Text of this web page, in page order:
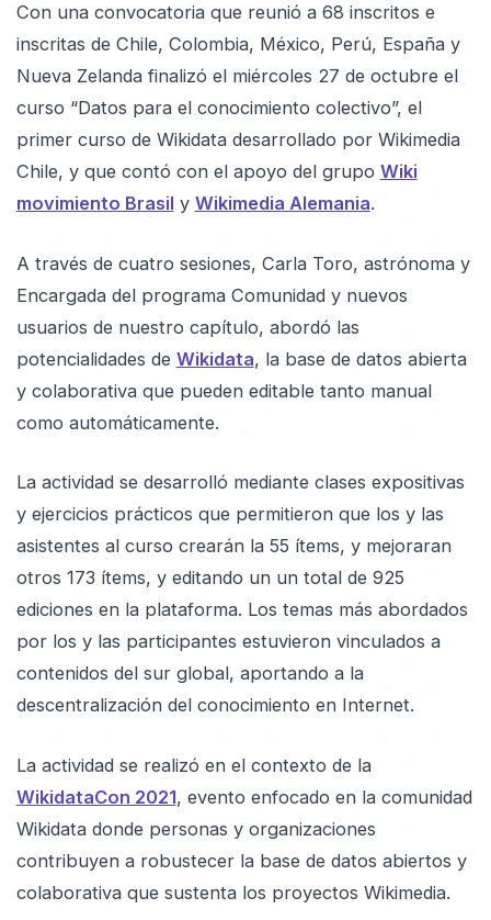
Con una convocatoria que reunió a 68 inscritos e
inscritas de Chile, Colombia, México, Perú, España y
Nueva Zelanda finalizó el miércoles 27 de octubre el
curso “Datos para el conocimiento colectivo”, el
primer curso de Wikidata desarrollado por Wikimedia
Chile, y que contó con el apoyo del grupo Wiki
movimiento Brasil y Wikimedia Alemania.
A través de cuatro sesiones, Carla Toro, astrónoma y
Encargada del programa Comunidad y nuevos
usuarios de nuestro capítulo, abordó las
potencialidades de Wikidata, la base de datos abierta
y colaborativa que pueden editable tanto manual
como automáticamente.
La actividad se desarrolló mediante clases expositivas
y ejercicios prácticos que permitieron que los y las
asistentes al curso crearán la 55 ítems, y mejoraran
otros 173 ítems, y editando un un total de 925
ediciones en la plataforma. Los temas más abordados
por los y las participantes estuvieron vinculados a
contenidos del sur global, aportando a la
descentralización del conocimiento en Internet.
La actividad se realizó en el contexto de la
WikidataCon 2021, evento enfocado en la comunidad
Wikidata donde personas y organizaciones
contribuyen a robustecer la base de datos abiertos y
colaborativa que sustenta los proyectos Wikimedia.